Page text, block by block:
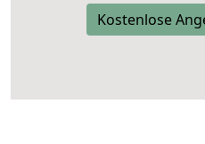
Kostenlose